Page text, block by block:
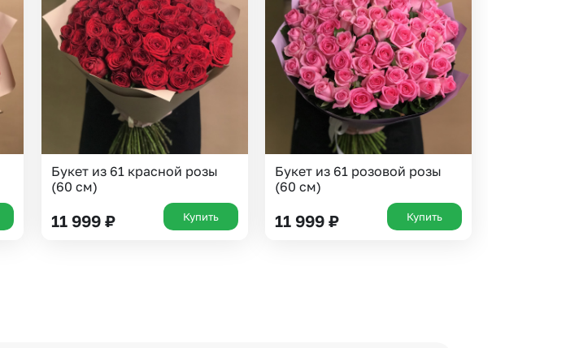
Уфа
Екатеринбург
Воронеж
Букет из 61 красной розы
(60 см)
11 999 ₽ Купить
Букет из 61 розовой розы
(60 см)
11 999 ₽ Купить